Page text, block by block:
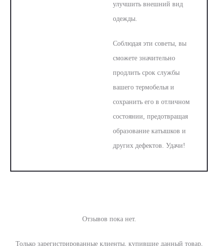
улучшить внешний вид
одежды.
Соблюдая эти советы, вы
сможете значительно
продлить срок службы
вашего термобелья и
сохранить его в отличном
состоянии, предотвращая
образование катышков и
других дефектов. Удачи!
Отзывов пока нет.
Только зарегистрированные клиенты, купившие данный товар,